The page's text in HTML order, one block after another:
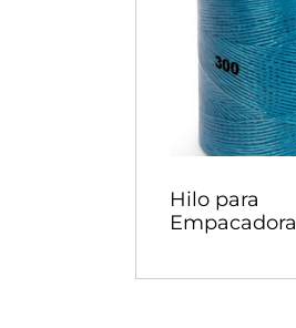
Hilo para
Empacadora